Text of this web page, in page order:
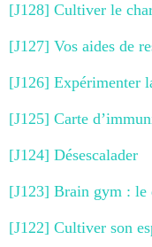
[J128] Cultiver le
[J127] Vos aides de
[J126] Expérimenter
[J125] Carte
[J124] Désescalader
[J123] Brain gym : le
[J122] Cultiver son